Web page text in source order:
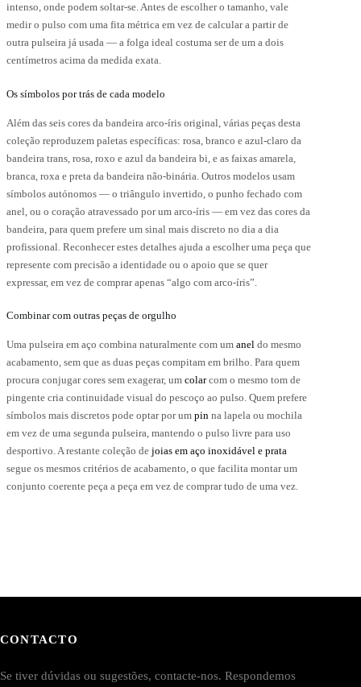
intenso, onde podem soltar-se. Antes de escolher o tamanho, vale
medir o pulso com uma fita métrica em vez de calcular a partir de
outra pulseira já usada — a folga ideal costuma ser de um a dois
centímetros acima da medida exata.
Os símbolos por trás de cada modelo
Além das seis cores da bandeira arco-íris original, várias peças desta
coleção reproduzem paletas específicas: rosa, branco e azul-claro da
bandeira trans, rosa, roxo e azul da bandeira bi, e as faixas amarela,
branca, roxa e preta da bandeira não-binária. Outros modelos usam
símbolos autónomos — o triângulo invertido, o punho fechado com
anel, ou o coração atravessado por um arco-íris — em vez das cores da
bandeira, para quem prefere um sinal mais discreto no dia a dia
profissional. Reconhecer estes detalhes ajuda a escolher uma peça que
represente com precisão a identidade ou o apoio que se quer
expressar, em vez de comprar apenas “algo com arco-íris”.
Combinar com outras peças de orgulho
Uma pulseira em aço combina naturalmente com um anel do mesmo
acabamento, sem que as duas peças compitam em brilho. Para quem
procura conjugar cores sem exagerar, um colarcom o mesmo tom de
pingente cria continuidade visual do pescoço ao pulso. Quem prefere
símbolos mais discretos pode optar por um pin na lapela ou mochila
em vez de uma segunda pulseira, mantendo o pulso livre para uso
desportivo. A restante coleção de joias em aço inoxidável e prata
segue os mesmos critérios de acabamento, o que facilita montar um
conjunto coerente peça a peça em vez de comprar tudo de uma vez.
CONTACTO
Se tiver dúvidas ou sugestões, contacte-nos. Respondemos